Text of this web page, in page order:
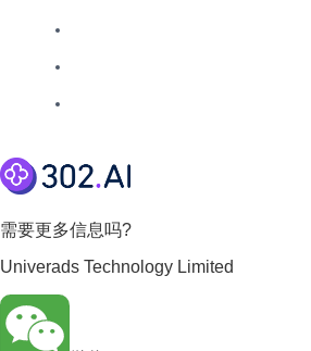
需要更多信息吗?
Univerads Technology Limited